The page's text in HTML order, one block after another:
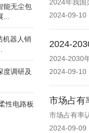
能无尘包
机器人销
度调研及
性电路板
2024年我国
2024-09-10
2024-
2024-2030
2024-09-10
市场占有
市场占有率
2024-09-09